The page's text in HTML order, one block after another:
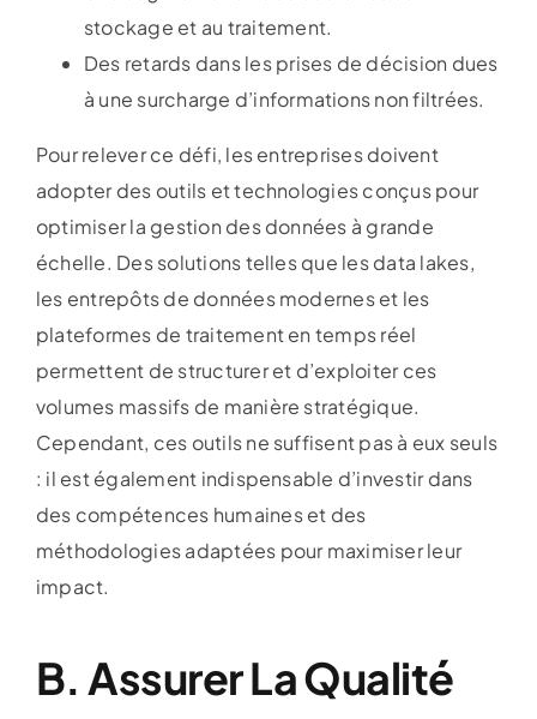
stockage et au traitement.
Des retards dans les prises de décision dues
à une surcharge d’informations non filtrées.
Pour relever ce défi, les entreprises doivent
adopter des outils et technologies conçus pour
optimiser la gestion des données à grande
échelle. Des solutions telles que les data lakes,
les entrepôts de données modernes et les
plateformes de traitement en temps réel
permettent de structurer et d’exploiter ces
volumes massifs de manière stratégique.
Cependant, ces outils ne suffisent pas à eux seuls
: il est également indispensable d’investir dans
des compétences humaines et des
méthodologies adaptées pour maximiser leur
impact.
B. Assurer La Qualité